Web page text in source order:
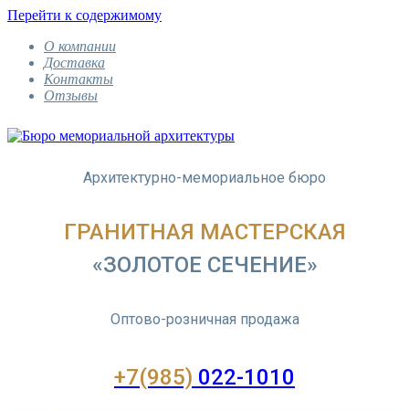
Перейти к содержимому
О компании
Доставка
Контакты
Отзывы
Архитектурно-мемориальное бюро
ГРАНИТНАЯ МАСТЕРСКАЯ
«ЗОЛОТОЕ СЕЧЕНИЕ»
Оптово-розничная продажа
+7(985) 022-1010